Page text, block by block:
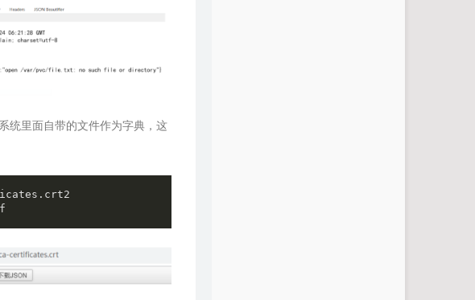
统里面自带的文件作为字典，这